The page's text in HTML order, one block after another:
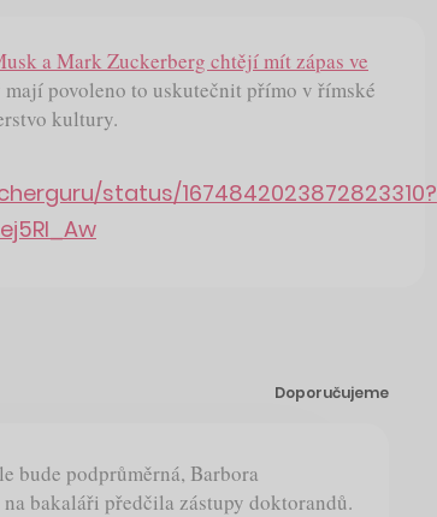
a Mark Zuckerberg chtějí mít zápas ve
mají povoleno to uskutečnit přímo v římské
kultury.
status/1674842023872823310?
Doporučujeme
bude podprůměrná, Barbora
bakaláři předčila zástupy doktorandů.